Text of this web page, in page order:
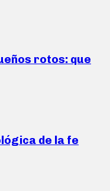
rotos: que
de la fe